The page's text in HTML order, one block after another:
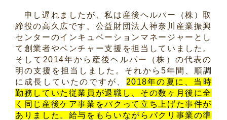
申し遅れましたが、私は産後ヘルパー（株）取
締役の高久広です。公益財団法人神奈川産業振興
センターのインキュベーションマネージャーとし
て創業者やベンチャー支援を担当していました。
そして2014年から産後ヘルパー（株）の代表の
明の支援を担当しました。それから5年間、順調
に成長していたのですが、 2018年の夏に、当時
勤務していた従業員が退職し、その数ヶ月後に全
く同じ産後ケア事業をパクって立ち上げた事件が
ありました。給与をもらいながらパクリ事業の準